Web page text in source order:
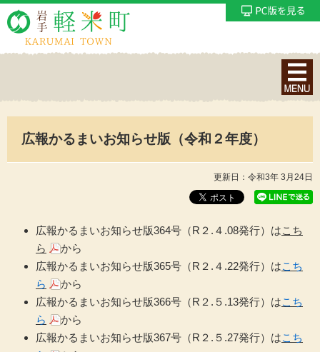
ナ
ビ
ン
メ
ュ
を
示
広報かるまいお知らせ版（令和２年度）
更新日：令和3年 3月24日
広報かるまいお知らせ版364号（R２.４.08発行）はこち
ら
から
広報かるまいお知らせ版365号（R２.４.22発行）はこち
ら
から
広報かるまいお知らせ版366号（R２.５.13発行）はこち
ら
から
広報かるまいお知らせ版367号（R２.５.27発行）はこち